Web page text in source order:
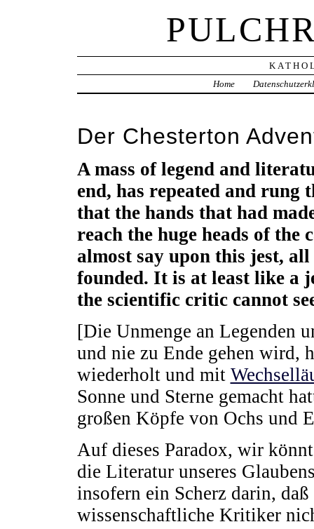
Home
Der Chesterton
A mass of legend and
end, has repeated and rung
that the hands that had
reach the huge heads of
almost say upon this jest,
founded. It is at least like a
the scientific critic cannot
[Die Unmenge an Legenden
und nie zu Ende gehen wird,
wiederholt und mit
Sonne und Sterne gemacht
großen Köpfe von Ochs und
Auf dieses Paradox, wir
die Literatur unseres
insofern ein Scherz darin, daß
wissenschaftliche Kritiker